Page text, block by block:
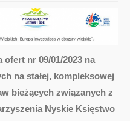
ofert nr 09/01/2023 na
na stałej, kompleksowej
bieżących związanych z
Nyskie Księstwo